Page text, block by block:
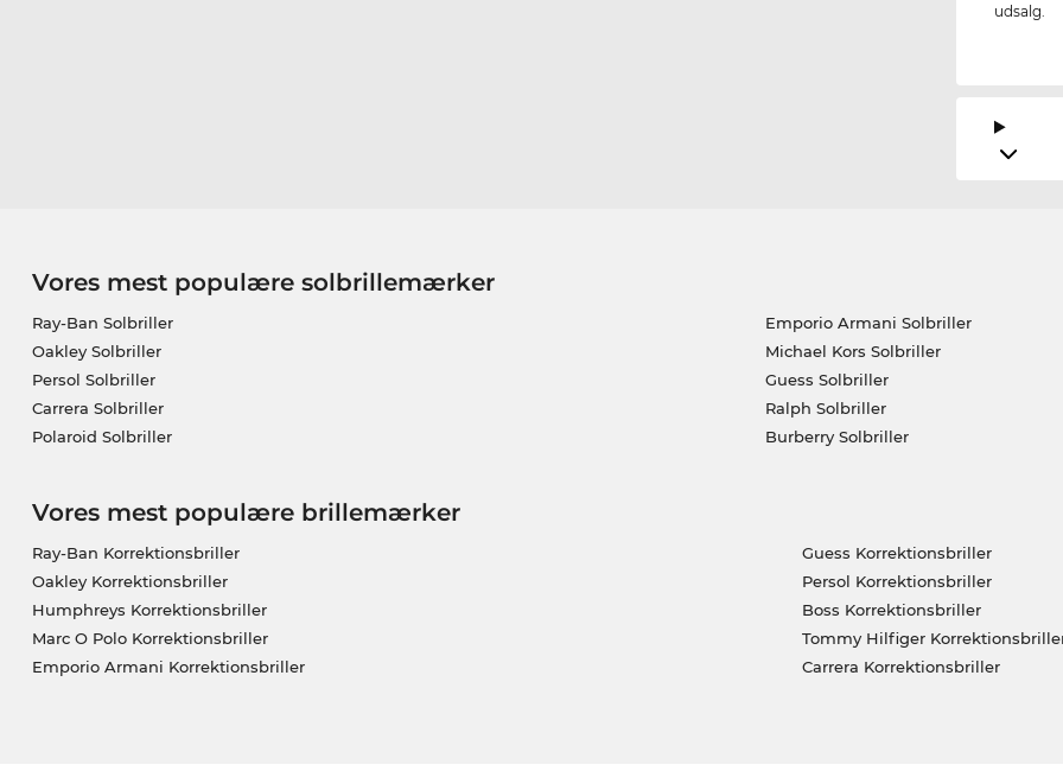
udsalg.
Vores mest populære solbrillemærker
Ray-Ban Solbriller
Oakley Solbriller
Persol Solbriller
Carrera Solbriller
Polaroid Solbriller
Emporio Armani Solbriller
Michael Kors Solbriller
Guess Solbriller
Ralph Solbriller
Burberry Solbriller
Vores mest populære brillemærker
Ray-Ban Korrektionsbriller
Oakley Korrektionsbriller
Humphreys Korrektionsbriller
Marc O Polo Korrektionsbriller
Emporio Armani Korrektionsbriller
Guess Korrektionsbriller
Persol Korrektionsbriller
Boss Korrektionsbriller
Tommy Hilfiger
Carrera Korrektionsbriller